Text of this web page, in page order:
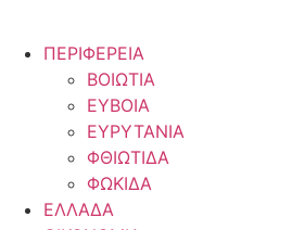
ΠΕΡΙΦΕΡΕΙΑ
ΒΟΙΩΤΙΑ
ΕΥΒΟΙΑ
ΕΥΡΥΤΑΝΙΑ
ΦΘΙΩΤΙΔΑ
ΦΩΚΙΔΑ
ΕΛΛΑΔΑ